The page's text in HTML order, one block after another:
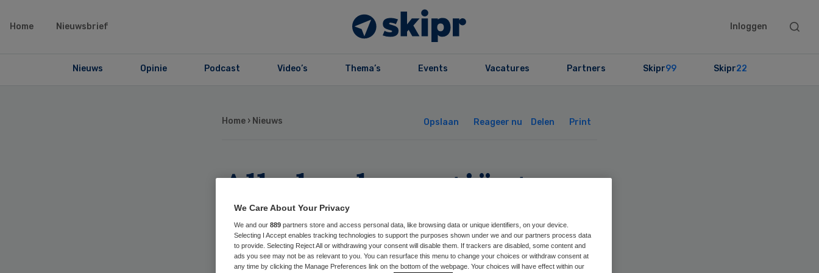
Home Nieuwsbrief Inloggen
Search
Nieuws Opinie Podcast Video’s Thema’s Events Vacatures Partners Skipr99 Skipr22
Home › Nieuws Opslaan Reageer nu Delen Print
Alle kankerpatiënten
Slotervaart naar AVL
We Care About Your Privacy
We and our 889 partners store and access personal data, like browsing data or unique identifiers, on your device.
Selecting I Accept enables tracking technologies to support the purposes shown under we and our partners process data
to provide. Selecting Reject All or withdrawing your consent will disable them. If trackers are disabled, some content and
ads you see may not be as relevant to you. You can resurface this menu to change your choices or withdraw consent at
any time by clicking the Manage Preferences link on the bottom of the webpage. Your choices will have effect within our